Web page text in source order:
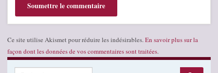
Ce site utilise Akismet pour réduire les indésirables. En savoir plus sur la
façon dont les données de vos commentaires sont traitées.